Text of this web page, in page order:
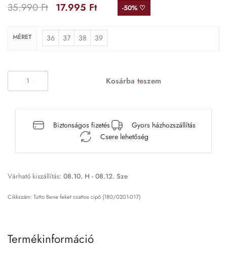
35.990Ft 17.995 Ft -50% ♡
MÉRET 36 37 38 39
Kosárba teszem
Biztonságos fizetés
Gyors házhozszállítás
Csere lehetőség
Várható kiszállítás: 08.10. H - 08.12. Sze
Tutto Bene feket csattos cipő (180/0201-017)
Termékinformáció